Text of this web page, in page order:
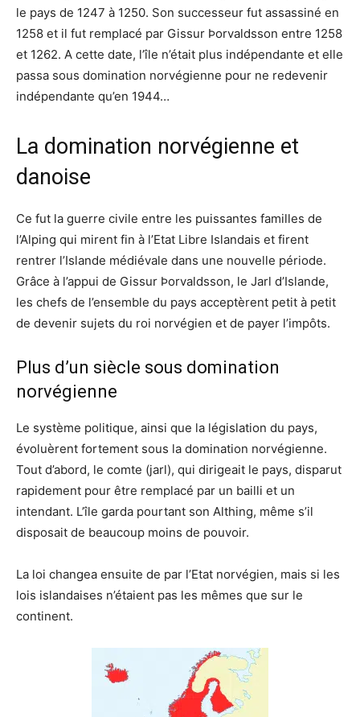
le pays de 1247 à 1250. Son successeur fut assassiné en
1258 et il fut remplacé par Gissur Þorvaldsson entre 1258
et 1262. A cette date, l’île n’était plus indépendante et elle
passa sous domination norvégienne pour ne redevenir
indépendante qu’en 1944…
La domination norvégienne et
danoise
Ce fut la guerre civile entre les puissantes familles de
l’Alping qui mirent fin à l’Etat Libre Islandais et firent
rentrer l’Islande médiévale dans une nouvelle période.
Grâce à l’appui de Gissur Þorvaldsson, le Jarl d’Islande,
les chefs de l’ensemble du pays acceptèrent petit à petit
de devenir sujets du roi norvégien et de payer l’impôts.
Plus d’un siècle sous domination
norvégienne
Le système politique, ainsi que la législation du pays,
évoluèrent fortement sous la domination norvégienne.
Tout d’abord, le comte (jarl), qui dirigeait le pays, disparut
rapidement pour être remplacé par un bailli et un
intendant. L’île garda pourtant son Althing, même s’il
disposait de beaucoup moins de pouvoir.
La loi changea ensuite de par l’Etat norvégien, mais si les
lois islandaises n’étaient pas les mêmes que sur le
continent.